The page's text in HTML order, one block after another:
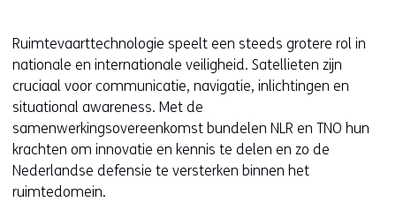
Ruimtevaarttechnologie speelt een steeds grotere rol in
nationale en internationale veiligheid. Satellieten zijn
cruciaal voor communicatie, navigatie, inlichtingen en
situational awareness. Met de
samenwerkingsovereenkomst bundelen NLR en TNO hun
krachten om innovatie en kennis te delen en zo de
Nederlandse defensie te versterken binnen het
ruimtedomein.